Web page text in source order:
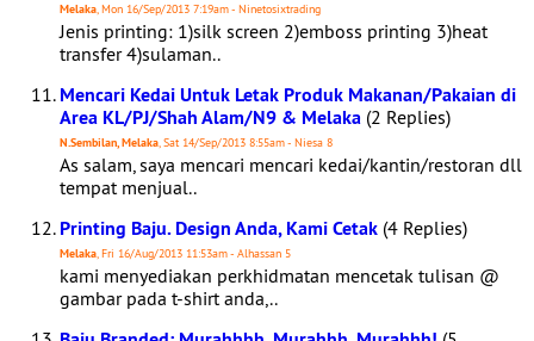
Melaka, Mon 16/Sep/2013 7:19am - Ninetosixtrading
Jenis printing: 1)silk screen 2)emboss printing 3)heat
transfer 4)sulaman..
Mencari Kedai Untuk Letak Produk Makanan/Pakaian di
Area KL/PJ/Shah Alam/N9 & Melaka (2 Replies)
N.Sembilan, Melaka, Sat 14/Sep/2013 8:55am - Niesa 8
As salam, saya mencari mencari kedai/kantin/restoran dll
tempat menjual..
Printing Baju. Design Anda, Kami Cetak (4 Replies)
Melaka, Fri 16/Aug/2013 11:53am - Alhassan 5
kami menyediakan perkhidmatan mencetak tulisan @
gambar pada t-shirt anda,..